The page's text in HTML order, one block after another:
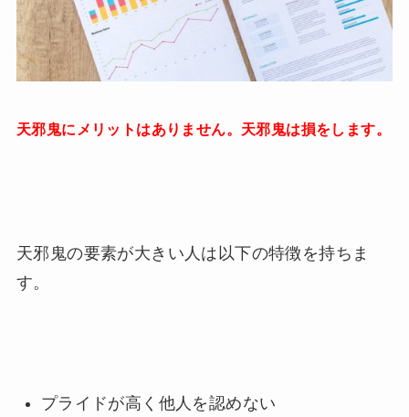
天邪鬼にメリットはありません。天邪鬼は損をします。
天邪鬼の要素が大きい人は以下の特徴を持ちま
す。
プライドが高く他人を認めない